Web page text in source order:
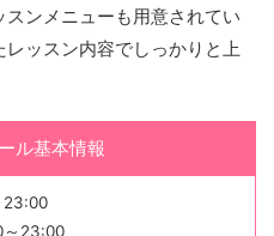
ンメニューも用意されてい
ッスン内容でしっかりと上
ル基本情報
23:00
～23:00